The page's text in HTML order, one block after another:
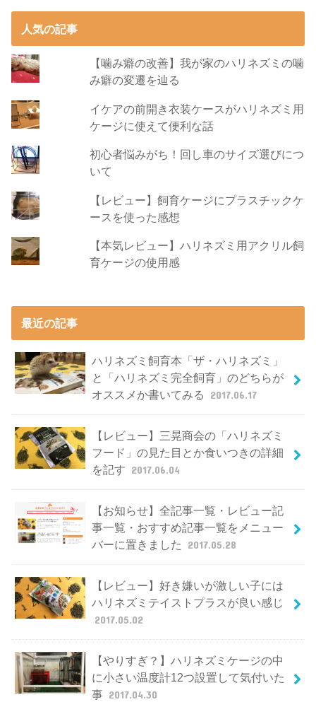
人気の記事
【噛み癖の改善】我が家のハリネズミの噛
み癖の変遷を辿る
イケアの前開き衣装ケースがハリネズミ用
ケージに使えて便利な話
初心者悩みがち！回し車のサイズ選びにつ
いて
【レビュー】飼育ケージにプラスチックケ
ースを使った感想
【本気レビュー】ハリネズミ用アクリル飼
育ケージの使用感
最近の記事
ハリネズミ飼育本「ザ・ハリネズミ」
と「ハリネズミ完全飼育」のどちらが
オススメか書いてみる
2017.06.17
【レビュー】三晃商会の「ハリネズミ
フード」の見た目とか食いつきの詳細
を記す 2017.06.04
【お知らせ】全記事一覧・レビュー記
事一覧・おすすめ記事一覧をメニュー
バーに置きました
2017.05.28
【レビュー】好き嫌いが激しい子には
ハリネズミテイストプラスが良い感じ
2017.05.02
【やりすぎ？】ハリネズミケージの中
に小さい温度計12つ設置して気付いた
事 2017.04.30